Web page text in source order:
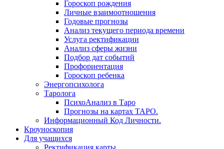
Гороскоп рождения
Личные взаимоотношения
Годовые прогнозы
Анализ текущего периода времени
Услуга ректификации
Анализ сферы жизни
Подбор дат событий
Профориентация
Гороскоп ребенка
Энергопсихолога
Таролога
ПсихоАнализ в Таро
Прогнозы на картах ТАРО.
Информационный Код Личности.
Кроуноскопия
Для учащихся
Ректификация карты